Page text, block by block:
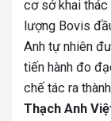
cơ sở khai thác
lượng Bovis
Anh tự nhiên
tiến hành đo
chế tác ra
Thạch Anh